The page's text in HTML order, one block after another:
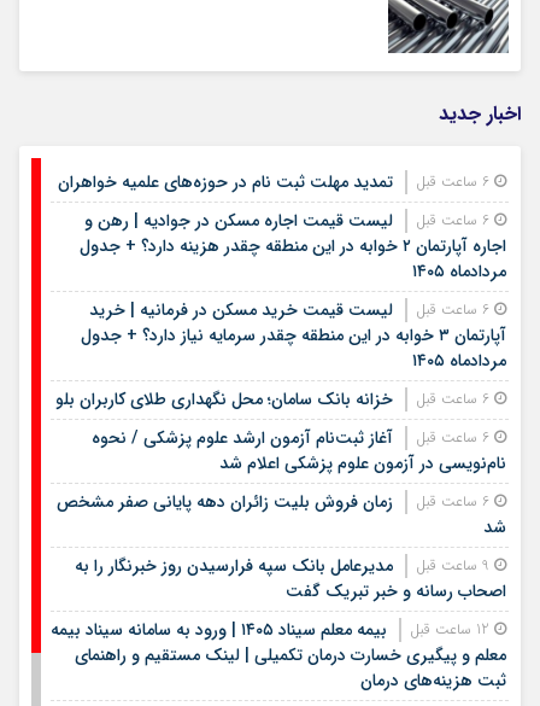
اخبار جدید
تمدید مهلت ثبت نام در حوزه‌های علمیه خواهران
لیست قیمت اجاره مسکن در جوادیه | رهن و
اجاره آپارتمان ۲ خوابه در این منطقه چقدر هزینه دارد؟ + جدول
مردادماه ۱۴۰۵
لیست قیمت خرید مسکن در فرمانیه | خرید
آپارتمان ۳ خوابه در این منطقه چقدر سرمایه نیاز دارد؟ + جدول
مردادماه ۱۴۰۵
خزانه بانک سامان؛ محل نگهداری طلای کاربران بلو
آغاز ثبت‌نام آزمون ارشد علوم پزشکی / نحوه
نام‌نویسی در آزمون علوم پزشکی اعلام شد
زمان فروش بلیت زائران دهه پایانی صفر مشخص
شد
مدیرعامل بانک سپه فرارسیدن روز خبرنگار را به
اصحاب رسانه و خبر تبریک گفت
بیمه معلم سیناد ۱۴۰۵ | ورود به سامانه سیناد بیمه
معلم و پیگیری خسارت درمان تکمیلی | لینک مستقیم و راهنمای
ثبت هزینه‌های درمان